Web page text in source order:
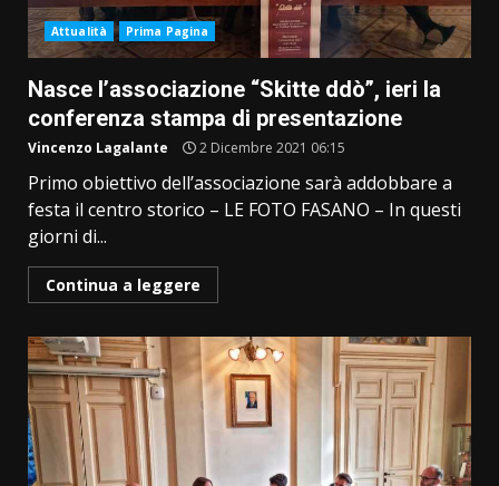
Attualità Prima Pagina
Nasce l’associazione “Skitte ddò”, ieri la
conferenza stampa di presentazione
Vincenzo Lagalante 2 Dicembre 2021 06:15
Primo obiettivo dell’associazione sarà addobbare a
festa il centro storico – LE FOTO FASANO – In questi
giorni di...
Continua a leggere